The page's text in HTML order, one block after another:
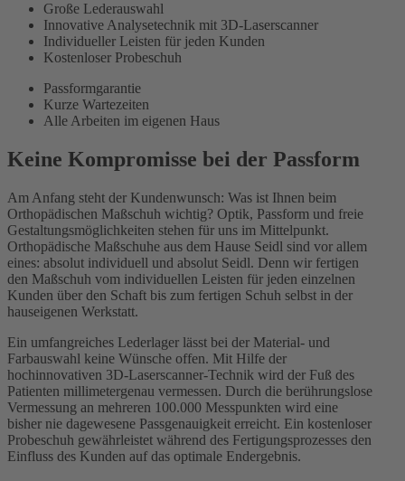
Große Lederauswahl
Innovative Analysetechnik mit 3D-Laserscanner
Individueller Leisten für jeden Kunden
Kostenloser Probeschuh
Passformgarantie
Kurze Wartezeiten
Alle Arbeiten im eigenen Haus
Keine Kompromisse bei der Passform
Am Anfang steht der Kundenwunsch: Was ist Ihnen beim
Orthopädischen Maßschuh wichtig? Optik, Passform und freie
Gestaltungsmöglichkeiten stehen für uns im Mittelpunkt.
Orthopädische Maßschuhe aus dem Hause Seidl sind vor allem
eines: absolut individuell und absolut Seidl. Denn wir fertigen
den Maßschuh vom individuellen Leisten für jeden einzelnen
Kunden über den Schaft bis zum fertigen Schuh selbst in der
hauseigenen Werkstatt.
Ein umfangreiches Lederlager lässt bei der Material- und
Farbauswahl keine Wünsche offen. Mit Hilfe der
hochinnovativen 3D-Laserscanner-Technik wird der Fuß des
Patienten millimetergenau vermessen. Durch die berührungslose
Vermessung an mehreren 100.000 Messpunkten wird eine
bisher nie dagewesene Passgenauigkeit erreicht. Ein kostenloser
Probeschuh gewährleistet während des Fertigungsprozesses den
Einfluss des Kunden auf das optimale Endergebnis.